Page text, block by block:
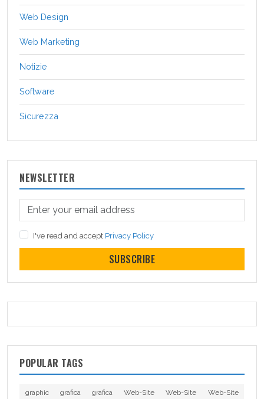
Web Design
Web Marketing
Notizie
Software
Sicurezza
NEWSLETTER
I've read and accept Privacy Policy
SUBSCRIBE
POPULAR TAGS
graphic grafica grafica Web-Site Web-Site Web-Site